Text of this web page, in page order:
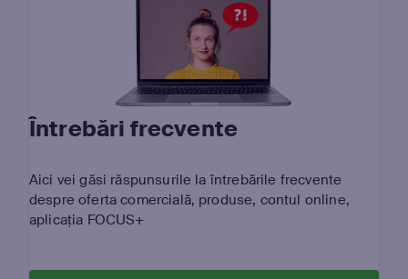
Întrebări frecvente
Aici vei găsi răspunsurile la întrebările frecvente
despre oferta comercială, produse, contul online,
aplicația FOCUS+